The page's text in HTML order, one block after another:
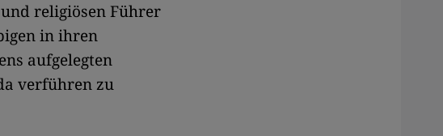
religiösen Führer
in ihren
aufgelegten
verführen zu